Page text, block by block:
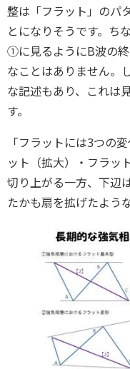
整は「フラット」のパ
とになりそうです。ち
①に見るようにB波の
なことはありません。
な記述もあり、これは
す。
「フラットには3つの
ット（拡大）・フラッ
切り上がる一方、下辺
たかも扇を拡げたよう